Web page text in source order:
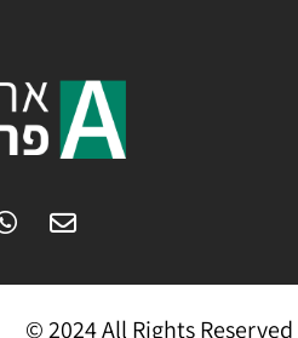
© 2024 All Rights Reserved